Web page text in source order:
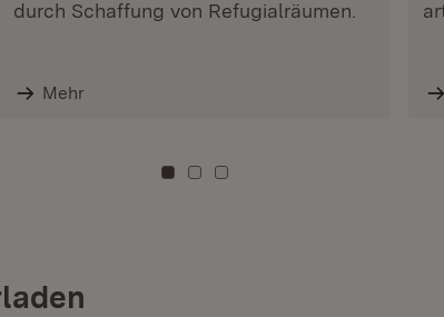
durch Schaffung von Refugialräumen.
Mehr
Zu Kachel: 0
Zu Kachel: 3
Zu Kachel: 6